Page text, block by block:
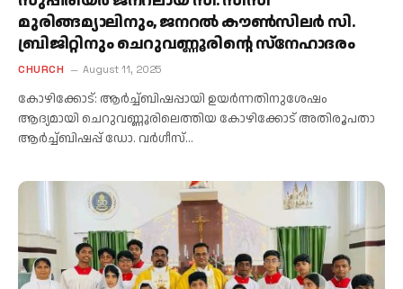
മുരിങ്ങമ്യാലിനും, ജനറൽ കൗൺസിലർ സി.
ബ്രിജിറ്റിനും ചെറുവണ്ണൂരിന്റെ സ്നേഹാദരം
CHURCH August 11, 2025
കോഴിക്കോട്: ആർച്ച്‌ബിഷപ്പായി ഉയർന്നതിനുശേഷം
ആദ്യമായി ചെറുവണ്ണൂരിലെത്തിയ കോഴിക്കോട് അതിരൂപതാ
ആർച്ച്‌ബിഷപ്പ് ഡോ. വർഗീസ്…